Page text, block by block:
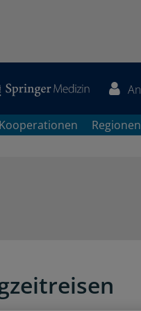
Kooperationen Regionen